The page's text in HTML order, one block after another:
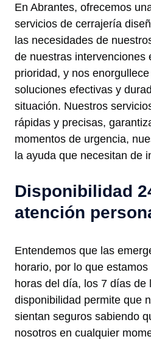
En Abrantes, ofrecemos
servicios de cerrajería
las necesidades de
de nuestras intervenciones
prioridad, y nos
soluciones efectivas y
situación. Nuestros
rápidas y precisas,
momentos de urgencia,
la ayuda que necesitan de
Disponibilidad
atención
Entendemos que las
horario, por lo que
horas del día, los 7 días de
disponibilidad permite que
sientan seguros sabiendo
nosotros en cualquier